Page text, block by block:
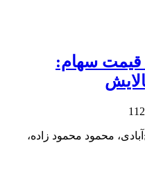
قیمت سهام:
محمود محمود زاده،